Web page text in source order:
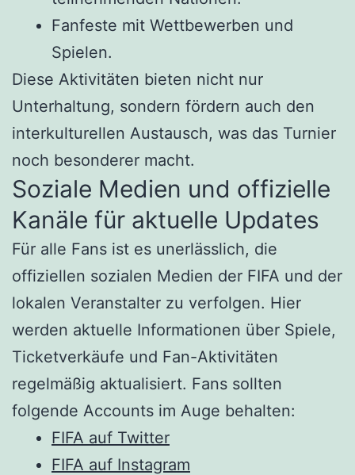
Fanfeste mit Wettbewerben und
Spielen.
Diese Aktivitäten bieten nicht nur
Unterhaltung, sondern fördern auch den
interkulturellen Austausch, was das Turnier
noch besonderer macht.
Soziale Medien und offizielle
Kanäle für aktuelle Updates
Für alle Fans ist es unerlässlich, die
offiziellen sozialen Medien der FIFA und der
lokalen Veranstalter zu verfolgen. Hier
werden aktuelle Informationen über Spiele,
Ticketverkäufe und Fan-Aktivitäten
regelmäßig aktualisiert. Fans sollten
folgende Accounts im Auge behalten:
FIFA auf Twitter
FIFA auf Instagram